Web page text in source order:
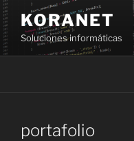
Saltar
al
contenido
KORANET
Soluciones informáticas
portafolio